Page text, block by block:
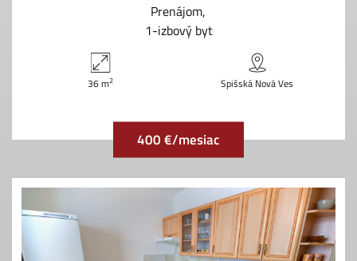
Prenájom
1-izbový byt
36 m2 Spišská Nová Ves
400 €/mesiac